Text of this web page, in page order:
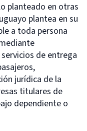
planteado en otras
plantea en su
a toda persona
de entrega
jurídica de la
titulares de
dependiente o